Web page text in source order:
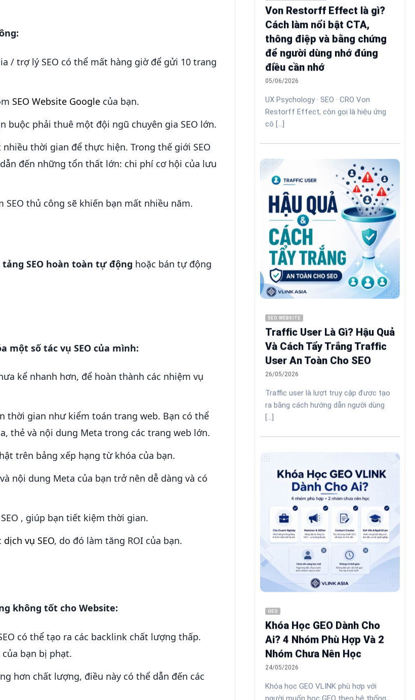
/ trợ lý SEO có thể mất hàng giờ để gửi 10 trang
SEO Website Google của bạn.
buộc phải thuê một đội ngũ chuyên gia SEO lớn.
thời gian để thực hiện. Trong thế giới SEO
đến những tổn thất lớn: chi phí cơ hội của lưu
thủ công sẽ khiến bạn mất nhiều năm.
SEO hoàn toàn tự động hoặc bán tự động
một số tác vụ SEO của mình:
kể nhanh hơn, để hoàn thành các nhiệm vụ
thời gian như kiểm toán trang web. Bạn có thể
thẻ và nội dung Meta trong các trang web lớn.
trên bảng xếp hạng từ khóa của bạn.
nội dung Meta của bạn trở nên dễ dàng và có
, giúp bạn tiết kiệm thời gian.
dịch vụ SEO, do đó làm tăng ROI của bạn.
không tốt cho Website:
có thể tạo ra các backlink chất lượng thấp.
bạn bị phạt.
hơn chất lượng, điều này có thể dẫn đến các
Von Restorff Effect là gì?
Cách làm nổi bật CTA,
thông điệp và bằng chứng
để người dùng nhớ đúng
điều cần nhớ
05/06/2026
UX Psychology · SEO · CRO Von
Restorff Effect, còn gọi là hiệu ứng
cô [...]
SEO WEBSITE
Traffic User Là Gì? Hậu Quả
Và Cách Tẩy Trắng Traffic
User An Toàn Cho SEO
26/05/2026
Traffic user là lượt truy cập được tạo
ra bằng cách hướng dẫn người dùng
[...]
GEO
Khóa Học GEO Dành Cho
Ai? 4 Nhóm Phù Hợp Và 2
Nhóm Chưa Nên Học
24/05/2026
Khóa học GEO VLINK phù hợp với